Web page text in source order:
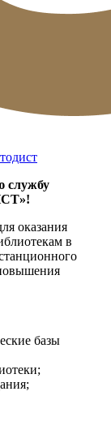
службу
оказания
в
базы